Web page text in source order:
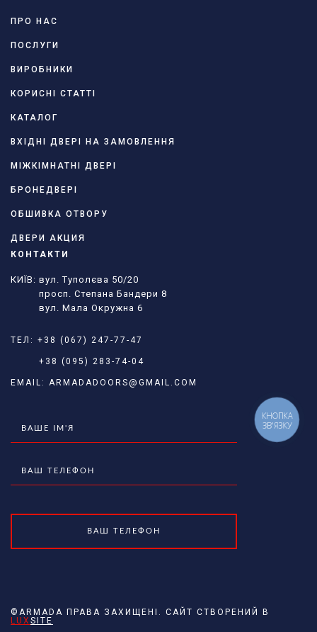
ПРО НАС
ПОСЛУГИ
ВИРОБНИКИ
КОРИСНІ СТАТТІ
КАТАЛОГ
ВХІДНІ ДВЕРІ НА ЗАМОВЛЕННЯ
МІЖКІМНАТНІ ДВЕРІ
БРОНЕДВЕРІ
ОБШИВКА ОТВОРУ
ДВЕРИ АКЦИЯ
КОНТАКТИ
КИЇВ: вул. Туполєва 50/20
просп. Степана Бандери 8
вул. Мала Окружна 6
ТЕЛ: +38 (067) 247-77-47
+38 (095) 283-74-04
EMAIL: ARMADADOORS@GMAIL.COM
©ARMADA ПРАВА ЗАХИЩЕНІ. САЙТ СТВОРЕНИЙ В
LUX SITE
КНОПКА
ЗВ'ЯЗКУ